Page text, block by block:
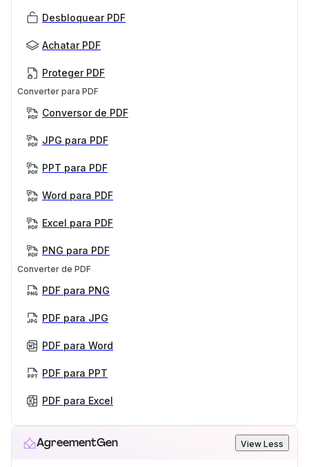
Desbloquear PDF
Achatar PDF
Proteger PDF
Converter para PDF
Conversor de PDF
JPG para PDF
PPT para PDF
Word para PDF
Excel para PDF
PNG para PDF
Converter de PDF
PDF para PNG
PDF para JPG
PDF para Word
PDF para PPT
PDF para Excel
AgreementGen View Less